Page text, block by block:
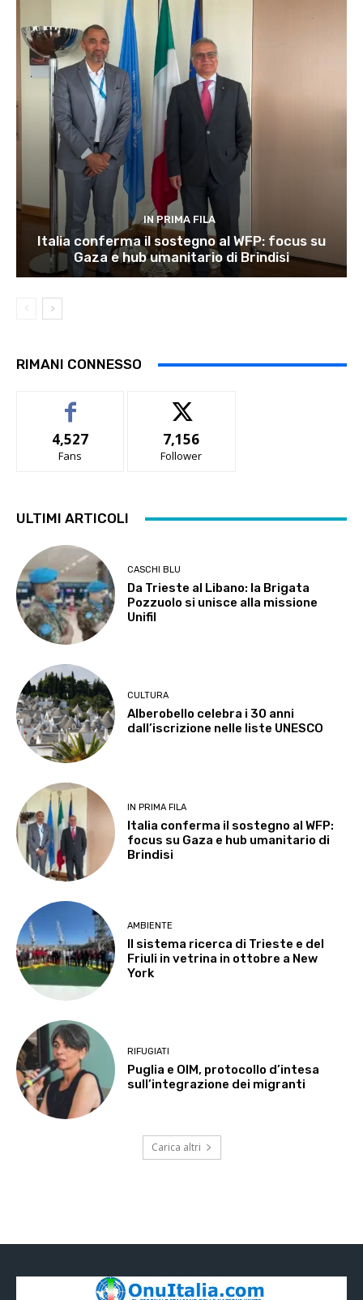
IN PRIMA FILA
Italia conferma il sostegno al WFP: focus su
Gaza e hub umanitario di Brindisi
RIMANI CONNESSO
4,527
Fans
7,156
Follower
ULTIMI ARTICOLI
CASCHI BLU
Da Trieste al Libano: la Brigata
Pozzuolo si unisce alla missione
Unifil
CULTURA
Alberobello celebra i 30 anni
dall’iscrizione nelle liste UNESCO
IN PRIMA FILA
Italia conferma il sostegno al WFP:
focus su Gaza e hub umanitario di
Brindisi
AMBIENTE
Il sistema ricerca di Trieste e del
Friuli in vetrina in ottobre a New
York
RIFUGIATI
Puglia e OIM, protocollo d’intesa
sull’integrazione dei migranti
Carica altri